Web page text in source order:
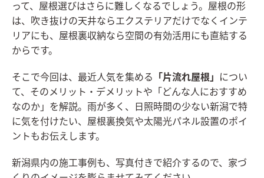
って、屋根選びはさらに難しくなるでしょう。屋根の形
は、吹き抜けの天井ならエクステリアだけでなくインテ
リアにも、屋根裏収納なら空間の有効活用にも直結する
からです。
そこで今回は、最近人気を集める 「片流れ屋根」
につい
て、そのメリット・デメリットや「どんな人におすすめ
なのか」を解説。雨が多く、日照時間の少ない新潟で特
に気を付けたい、屋根裏換気や太陽光パネル設置のポイ
ントもお伝えします。
新潟県内の施工事例も、写真付きで紹介するので、家づ